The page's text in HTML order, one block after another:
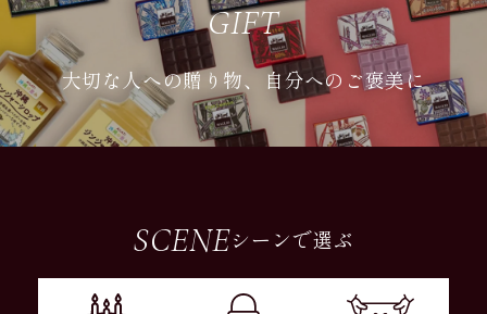
GIFT
大切な人への贈り物、自分へのご褒美に
シーンで選ぶ
SCENE